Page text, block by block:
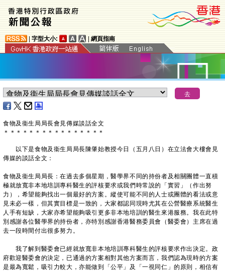
字型大小: 網頁指南
食物及衞生局局長會見傳媒談話全文
＊ ＊ ＊ ＊ ＊ ＊ ＊ ＊ ＊ ＊ ＊ ＊ ＊ ＊ ＊ ＊
以下是食物及衞生局局長陳肇始教授今日（五月八日）在立法會大樓會見
傳媒的談話全文：
食物及衞生局局長：在過去多個星期，醫學界不同的持份者及相關團體一直積
極就放寬非本地培訓專科醫生的評核要求或我們時常說的「實習」（作出努
力），希望能夠找出一個最好的方案。縱使可能不同的人士或團體的看法或意
見未必一樣，但其實目標是一致的，大家都認同現時尤其在公營醫療系統醫生
人手有短缺，大家亦希望能夠吸引更多非本地培訓的醫生來港服務。我在此特
別感謝各位醫學界的持份者，亦特別感謝香港醫務委員會（醫委會）主席在過
去一段時間付出很多努力。
我了解到醫委會已經就放寬非本地培訓專科醫生的評核要求作出決定。政
府歡迎醫委會的決定，已通過的方案相對其他方案而言，我們認為現時的方案
是最為寬鬆，吸引力較大，亦能做到「公平」及「一視同仁」的原則，相信有